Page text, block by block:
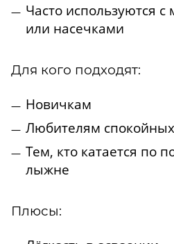
Часто используются
или насечками
Для кого подходят:
Новичкам
Любителям
Тем, кто катается по
лыжне
Плюсы: